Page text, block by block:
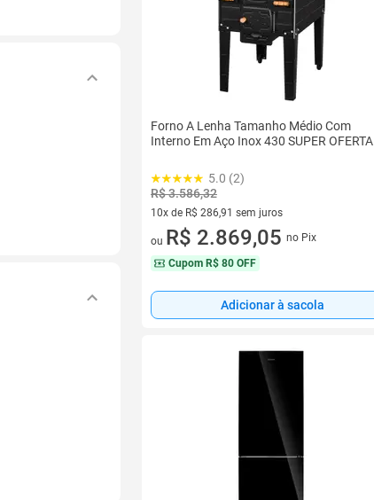
Forno A Lenha Tamanho Médio Com
Interno Em Aço Inox 430 SUPER OFERTA
5.0 (2)
R$ 3.586,32
10x de R$ 286,91 sem juros
10 vez de R$ 286,91 sem juros
ou R$ 2.869,05 no Pix
Cupom R$ 80 OFF
Adicionar à sacola